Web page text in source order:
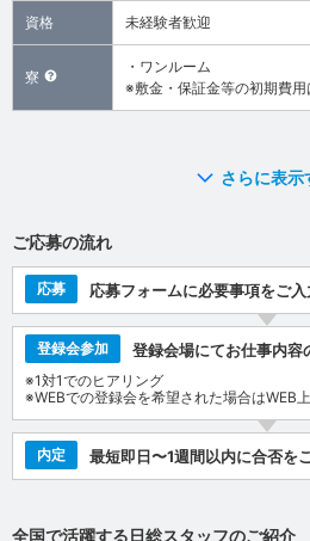
資格 未経験者歓迎
寮
・ワンルーム
※敷金・保証金等の初期費
さらに表示
ご応募の流れ
応募 応募フォームに必要事項をご
登録会参加 登録会場にてお仕事内容
※1対1でのヒアリング
※WEBでの登録会を希望された場合はWEB
内定 最短即日〜1週間以内に合否を
全国で活躍する日総スタッフのご紹介